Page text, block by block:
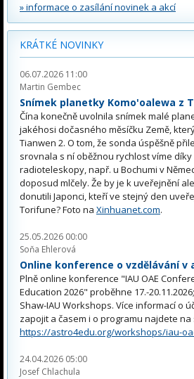
» informace o zasílání novinek a akcí
KRÁTKÉ NOVINKY
06.07.2026 11:00
Martin Gembec
Snímek planetky Komo'oalewa z
Čína konečně uvolnila snímek malé
jakéhosi dočasného měsíčku Země,
Tianwen 2. O tom, že sonda úspěšně
srovnala s ní oběžnou rychlost víme
radioteleskopy, např. u Bochumi v
doposud mlčely. Že by je k uveřejnění
donutili Japonci, kteří ve stejný den
Torifune? Foto na Xinhuanet.com.
25.05.2026 00:00
Soňa Ehlerová
Online konference o vzdělávání v
Plně online konference "IAU OAE
Education 2026" proběhne 17.-
Shaw-IAU Workshops. Více informací o
zapojit a časem i o programu najdete
https://astro4edu.org/workshops/iau-
24.04.2026 05:00
Josef Chlachula